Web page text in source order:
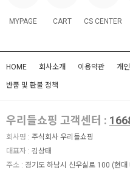
MYPAGE CART CS CENTER
HOME 회사소개 이용약관 개
반품 및 환불 정책
우리들쇼핑 고객센터 :
회사명 : 주식회사 우리들쇼핑
대표자 : 김상태
주소 : 경기도 하남시 신우실로 100 (현